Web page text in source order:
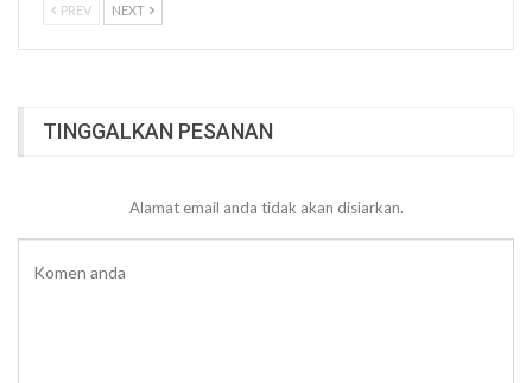
PREV NEXT
TINGGALKAN PESANAN
Alamat email anda tidak akan disiarkan.